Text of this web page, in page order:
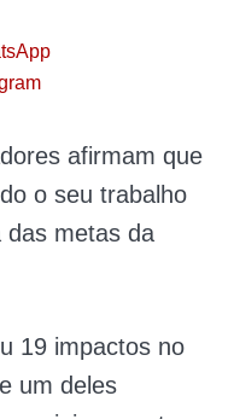
afirmam que
o seu trabalho
das metas da
19 impactos no
um deles